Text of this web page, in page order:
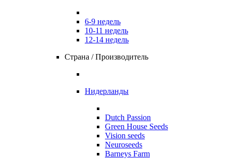
6-9 недель
10-11 недель
12-14 недель
Страна / Производитель
Нидерланды
Dutch Passion
Green House Seeds
Vision seeds
Neuroseeds
Barneys Farm